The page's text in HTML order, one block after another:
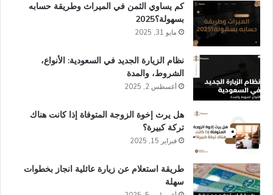
كم يساوي الثمن في الميراث​ وطريقة حسابه
بسهولة؟2025
مايو 31, 2025
نظام الزيارة الجديد في السعودية: الأنواع،
الشروط، والمدة
أغسطس 2, 2025
هل يرث إخوة الزوجة المتوفاة إذا كانت هناك
تركة كبيرة؟
فبراير 15, 2025
طريقة استعلام عن زيارة عائلية انجاز​ بخطوات
سهلة